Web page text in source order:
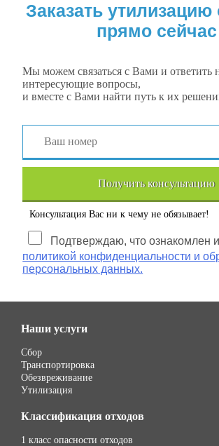
Заказать утилизацию
прямо сейчас
Мы можем связаться с Вами и ответить
интересующие вопросы,
и вместе с Вами найти путь к их
Получить консультацию
Консультация Вас ни к чему не обязывает!
Подтверждаю, что ознакомлен
политикой конфиденциальности и
персональных данных.
Наши услуги
Сбор
Транспортировка
Обезвреживание
Утилизация
Классификация отходов
1 класс опасности отходов